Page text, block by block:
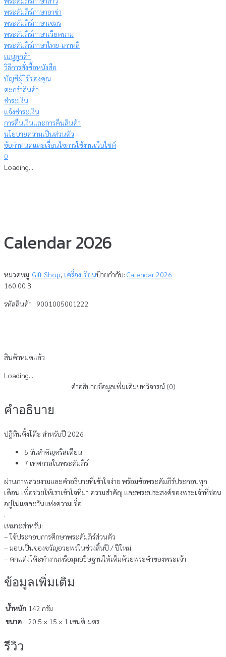
พระคัมภีร์ภาษาอาข่า
พระคัมภีร์ภาษาเขมร
พระคัมภีร์ภาษาเวียดนาม
พระคัมภีร์ภาษาไทย-เกาหลี
เมนูลูกค้า
วิธีการสั่งซื้อหนังสือ
บัญชีผู้ใช้ของคุณ
ตะกร้าสินค้า
ชำระเงิน
แจ้งชำระเงิน
การคืนเงินและการคืนสินค้า
นโยบายความเป็นส่วนตัว
ข้อกำหนดและเงื่อนไขการใช้งานเว็บไซต์
0
Loading...
Calendar 2026
หมวดหมู่: Gift Shop, เครื่องเขียนป้ายกำกับ: Calendar 2026
160.00 ฿
รหัสสินค้า : 9001005001222
สินค้าหมดแล้ว
Loading...
คำอธิบายข้อมูลเพิ่มเติมบทวิจารณ์ (0)
คำอธิบาย
ปฏิทินตั้งโต๊ะ สำหรับปี 2026
5 วันสำคัญคริสเตียน
7 เทศกาลในพระคัมภีร์
ผ่านภาพสวยงามและคำอธิบายที่เข้าใจง่าย พร้อมข้อพระคัมภีร์ประกอบทุก
เดือน เพื่อช่วยให้เราเข้าใจที่มา ความสำคัญ และพระประสงค์ของพระเจ้าที่ซ่อน
อยู่ในแต่ละวันแห่งความเชื่อ
.
เหมาะสำหรับ:
– ใช้ประกอบการศึกษาพระคัมภีร์ส่วนตัว
– มอบเป็นของขวัญอวยพรในช่วงสิ้นปี / ปีใหม่
– ตกแต่งโต๊ะทำงานหรือมุมอธิษฐานให้เต็มด้วยพระคำของพระเจ้า
ข้อมูลเพิ่มเติม
น้ำหนัก 142 กรัม
ขนาด
20.5 × 15 × 1 เซนติเมตร
รีวิว